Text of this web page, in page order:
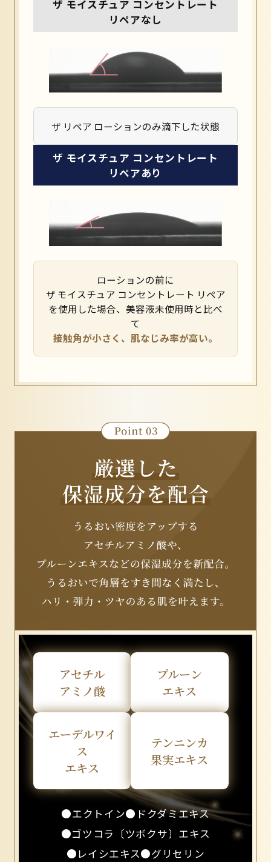
ザ モイスチュア コンセントレート
リペアなし
ザ リペア ローションのみ滴下した状態
ザ モイスチュア コンセントレート
リペアあり
ローションの前に
ザ モイスチュア コンセントレート リペア
を使用した場合、美容液未使用時と比べ
て
接触角が小さく、肌なじみ率が高い。
アセチル
アミノ酸
プルーン
エキス
エーデルワイ
ス
エキス
テンニンカ
果実エキス
エクトイン
ドクダミエキス
ゴツコラ〔ツボクサ〕エキス
レイシエキス
グリセリン